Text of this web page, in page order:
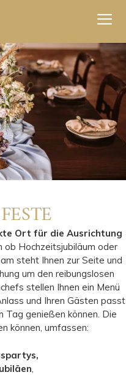
Ort für die Ausrichtung
ob Hochzeitsjubiläum oder
steht Ihnen zur Seite und
um den reibungslosen
stellen Ihnen ein Menü
und Ihren Gästen passt
Tag genießen können. Die
können, umfassen: